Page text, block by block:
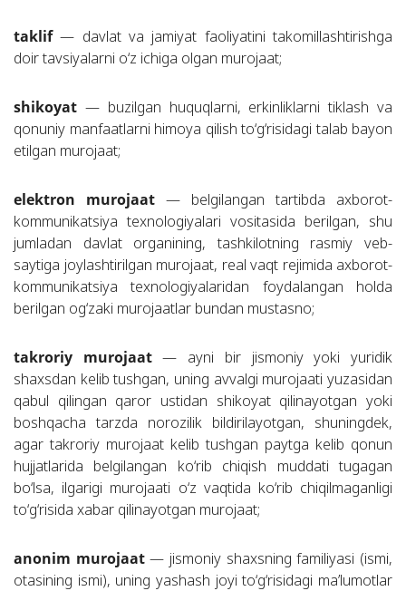
taklif— davlat va jamiyat faoliyatini takomillashtirishga
doir tavsiyalarni o‘z ichiga olgan murojaat;
shikoyat — buzilgan huquqlarni, erkinliklarni tiklash va
qonuniy manfaatlarni himoya qilish to‘g‘risidagi talab bayon
etilgan murojaat;
elektron murojaat — belgilangan tartibda axborot-
kommunikatsiya texnologiyalari vositasida berilgan, shu
jumladan davlat organining, tashkilotning rasmiy veb-
saytiga joylashtirilgan murojaat, real vaqt rejimida axborot-
kommunikatsiya texnologiyalaridan foydalangan holda
berilgan og‘zaki murojaatlar bundan mustasno;
takroriy murojaat— ayni bir jismoniy yoki yuridik
shaxsdan kelib tushgan, uning avvalgi murojaati yuzasidan
qabul qilingan qaror ustidan shikoyat qilinayotgan yoki
boshqacha tarzda norozilik bildirilayotgan, shuningdek,
agar takroriy murojaat kelib tushgan paytga kelib qonun
hujjatlarida belgilangan ko‘rib chiqish muddati tugagan
bo‘lsa, ilgarigi murojaati o‘z vaqtida ko‘rib chiqilmaganligi
to‘g‘risida xabar qilinayotgan murojaat;
anonim murojaat— jismoniy shaxsning familiyasi (ismi,
otasining ismi), uning yashash joyi to‘g‘risidagi ma’lumotlar